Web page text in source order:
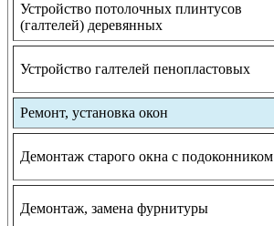
Устройство потолочных плинтусов
(галтелей) деревянных
Устройство галтелей пенопластовых
Ремонт, установка окон
Демонтаж старого окна с подоконником
Демонтаж, замена фурнитуры